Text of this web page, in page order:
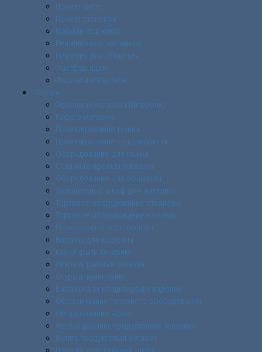
Проект кафе
Проект столовой
Магазин под ключ
Решения для магазинов
Решения для общепита
Фастфуд идеи
Форматы магазинов
Обзоры
Франшиза магазина Пятёрочка
Кафе в магазине
Проектирование рынка
Проектирование супермаркета
Оборудование для рынка
Создание проекта магазина
Оборудование для общепита
Холодильный шкаф для магазина
Торговое оборудование стеллажи
Торговое оборудование на заказ
Морозильные лари-бонеты
Витрина для кофейни
Как открыть пекарню
Открыть рыбный магазин
Открыть кулинарию
Витрина для кондитерских изделий
Обслуживание торгового оборудования
Оборудование Арнег
Мерчандайзинг продуктового магазина
Купить продуктовый магазин